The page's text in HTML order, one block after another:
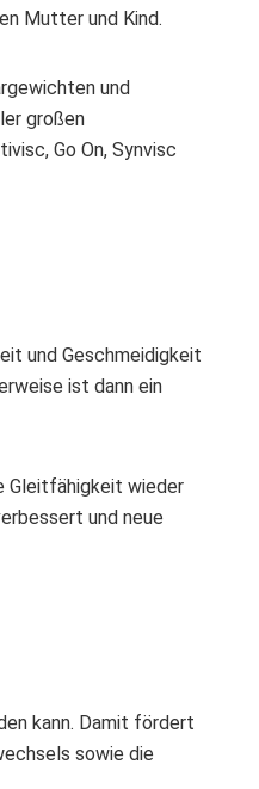
Mutter und Kind.
und
großen
Go On, Synvisc
und Geschmeidigkeit
ist dann ein
Gleitfähigkeit wieder
und neue
kann. Damit fördert
sowie die